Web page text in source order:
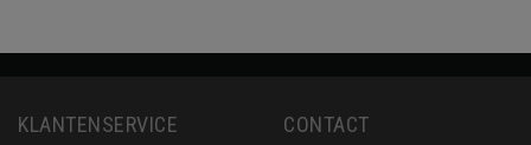
KLANTENSERVICE CONTACT